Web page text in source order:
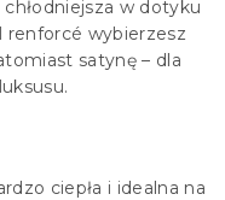
w dotyku
renforcé wybierzesz
satynę – dla
ciepła i idealna na